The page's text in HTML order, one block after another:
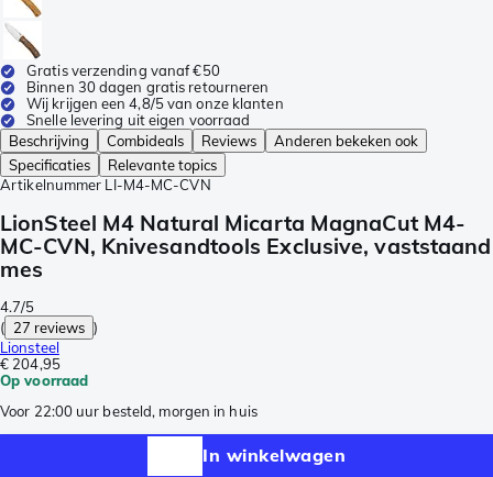
Gratis verzending vanaf €50
Binnen 30 dagen gratis retourneren
Wij krijgen een 4,8/5 van onze klanten
Snelle levering uit eigen voorraad
Beschrijving
Combideals Reviews
Anderen bekeken ook
Specificaties
Relevante topics
Artikelnummer LI-M4-MC-CVN
LionSteel M4 Natural Micarta MagnaCut M4-
MC-CVN, Knivesandtools Exclusive, vaststaand
mes
4.7/5
( 27 reviews )
Lionsteel
€ 204,95
Op voorraad
Voor 22:00 uur besteld, morgen in huis
In winkelwagen